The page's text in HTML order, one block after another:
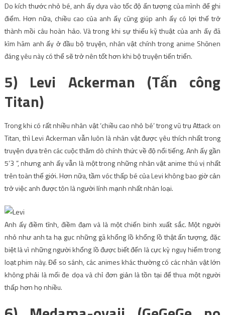
Do kích thước nhỏ bé, anh ấy dựa vào tốc độ ấn tượng của mình để ghi
điểm. Hơn nữa, chiều cao của anh ấy cũng giúp anh ấy có lợi thế trở
thành mồi câu hoàn hảo. Và trong khi sự thiếu kỹ thuật của anh ấy đã
kìm hãm anh ấy ở đầu bộ truyện, nhân vật chính trong anime Shōnen
đáng yêu này có thể sẽ trở nên tốt hơn khi bộ truyện tiến triển.
5) Levi Ackerman (Tấn công
Titan)
Trong khi có rất nhiều nhân vật ‘chiều cao nhỏ bé’ trong vũ trụ Attack on
Titan, thì Levi Ackerman vẫn luôn là nhân vật được yêu thích nhất trong
truyện dựa trên các cuộc thăm dò chính thức về độ nổi tiếng. Anh ấy gần
5’3 ”, nhưng anh ấy vẫn là một trong những nhân vật anime thú vị nhất
trên toàn thế giới. Hơn nữa, tầm vóc thấp bé của Levi không bao giờ cản
trở việc anh được tôn là người lính mạnh nhất nhân loại.
Anh ấy điềm tĩnh, điềm đạm và là một chiến binh xuất sắc. Một người
nhỏ như anh ta hạ gục những gã khổng lồ khổng lồ thật ấn tượng, đặc
biệt là vì những người khổng lồ được biết đến là cực kỳ nguy hiểm trong
loạt phim này. Để so sánh, các animes khác thường có các nhân vật lớn
không phải là mối đe dọa và chỉ đơn giản là tồn tại để thua một người
thấp hơn họ nhiều.